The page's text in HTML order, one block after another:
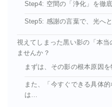
Step4: 空間の「浄化」を徹
Step5: 感謝の言葉で、光へ
視えてしまった黒い影の「本
ませんか？
まずは、その影の根本原因
また、「今すぐできる具体
は…